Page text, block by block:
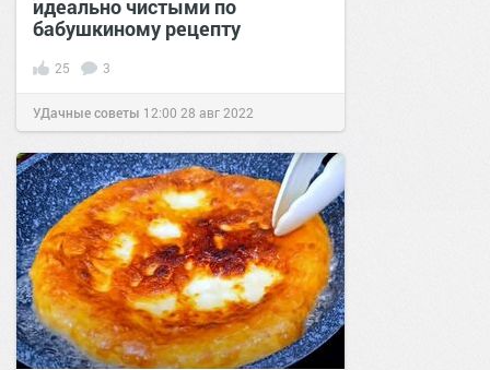
идеально чистыми по
бабушкиному рецепту
25 3
УДачные советы 12:00 28 авг 2022